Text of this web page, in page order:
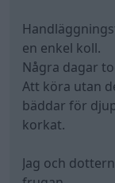
en enkel koll.
Några dagar
Att köra utan
bäddar för
korkat.
Jag och